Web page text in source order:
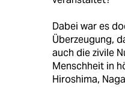
Dabei war es
Überzeugung,
auch die zivile
Menschheit in
Hiroshima,